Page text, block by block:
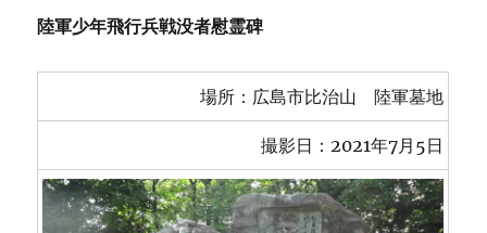
陸軍少年飛行兵戦没者慰霊碑
場所：広島市比治山 陸軍墓地
撮影日：2021年7月5日